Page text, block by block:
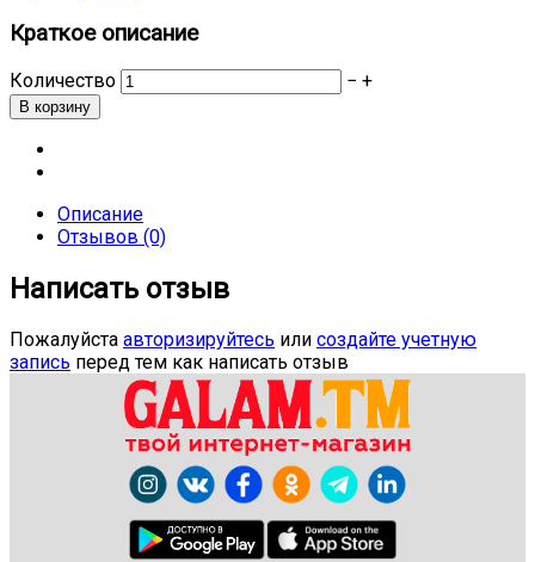
Краткое описание
Количество − +
Описание
Отзывов (0)
Написать отзыв
Пожалуйста авторизируйтесь или создайте учетную
запись перед тем как написать отзыв